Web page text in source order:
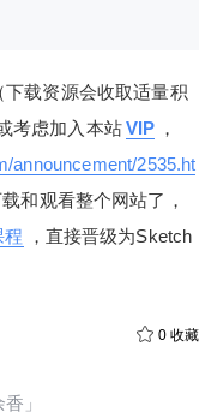
下载资源会收取适量积
考虑加入本站VIP ，
announcement/2535.ht
和观看整个网站了，
程
，直接晋级为Sketch
0 收藏
」